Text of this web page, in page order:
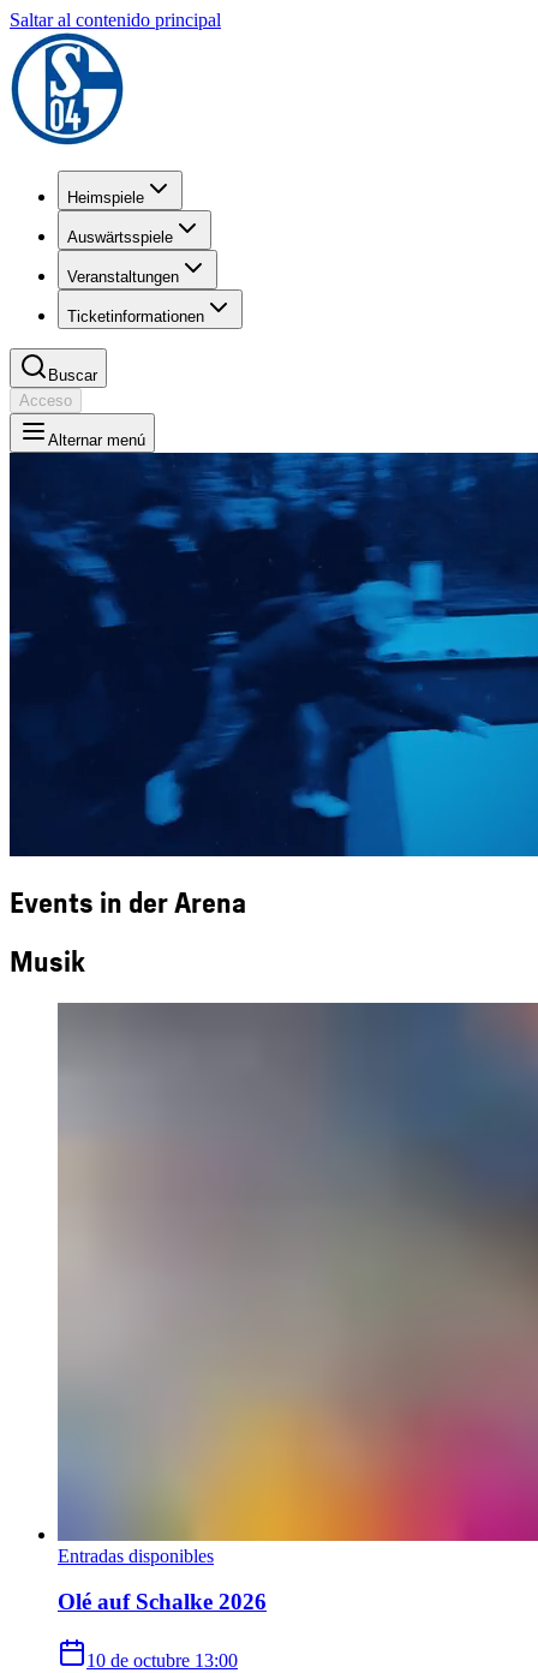
Saltar al contenido principal
Heimspiele
Auswärtsspiele
Veranstaltungen
Ticketinformationen
Buscar
Acceso
Alternar menú
Events in der Arena
Musik
Entradas disponibles
Olé auf Schalke 2026
10 de octubre 13:00